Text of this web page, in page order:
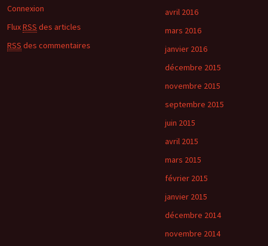
avril 2016
mars 2016
janvier 2016
décembre 2015
novembre 2015
septembre 2015
juin 2015
avril 2015
mars 2015
février 2015
janvier 2015
décembre 2014
novembre 2014
Connexion
FluxRSS des articles
RSS des commentaires